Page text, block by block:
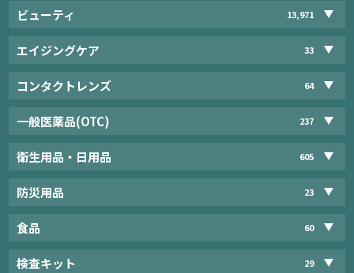
ビューティ 13,971
エイジングケア 33
コンタクトレンズ 64
一般医薬品(OTC) 237
衛生用品・日用品 605
防災用品 23
食品 60
検査キット 29